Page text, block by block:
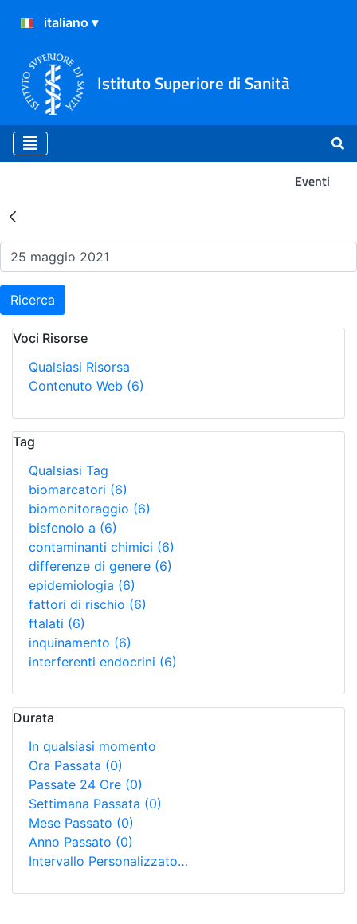
Istituto Superiore di Sanità
Eventi
Risultati della Ricerca -
Ricerca
Voci Risorse
Qualsiasi Risorsa
Contenuto Web (6)
Tag
Qualsiasi Tag
biomarcatori (6)
biomonitoraggio (6)
bisfenolo a (6)
contaminanti chimici (6)
differenze di genere (6)
epidemiologia (6)
fattori di rischio (6)
ftalati (6)
inquinamento (6)
interferenti endocrini (6)
Durata
In qualsiasi momento
Ora Passata (0)
Passate 24 Ore (0)
Settimana Passata (0)
Mese Passato (0)
Anno Passato (0)
Intervallo Personalizzato…